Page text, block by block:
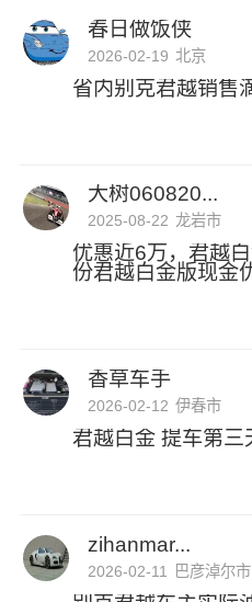
春日做饭侠
2026-02-19 北京
省内别克君越销售
大树060820...
2025-08-22 龙岩市
优惠近6万，君越
份君越白金版现金
香草车手
2026-02-12 伊春市
君越白金 提车第三
zihanmar...
2026-02-11 巴彦淖尔市